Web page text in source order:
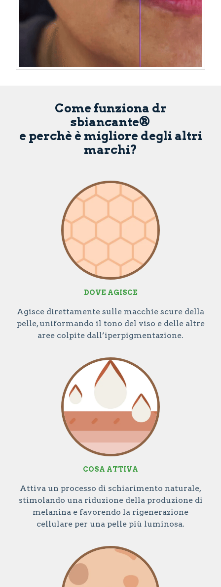
Come funziona dr
sbiancante®
e perchè è migliore degli altri
marchi?
DOVE AGISCE
Agisce direttamente sulle macchie scure della
pelle, uniformando il tono del viso e delle altre
aree colpite dall’iperpigmentazione.
COSA ATTIVA
Attiva un processo di schiarimento naturale,
stimolando una riduzione della produzione di
melanina e favorendo la rigenerazione
cellulare per una pelle più luminosa.